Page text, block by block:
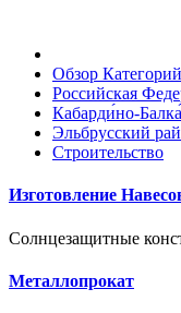
Обзор Категорий
Российская
Кабарди́но-
Эльбрусский
Строительство
Изготовление
Солнцезащитные
Металлопрокат